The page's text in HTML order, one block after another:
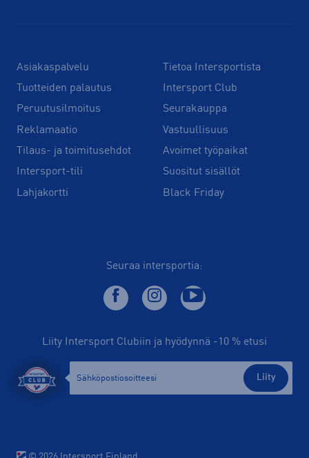
Asiakaspalvelu
Tuotteiden palautus
Peruutusilmoitus
Reklamaatio
Tilaus- ja toimitusehdot
Intersport-tili
Lahjakortti
Tietoa Intersportista
Intersport Club
Seurakauppa
Vastuullisuus
Avoimet työpaikat
Suositut sisällöt
Black Friday
Seuraa intersportia:
Liity Intersport Clubiin ja hyödynnä -10 % etusi
Liity